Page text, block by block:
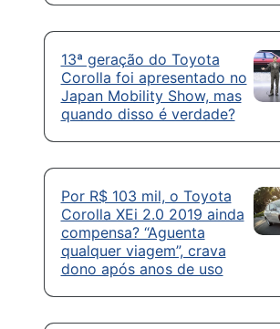
13ª geração do Toyota
Corolla foi apresentado no
Japan Mobility Show, mas
quando disso é verdade?
Por R$ 103 mil, o Toyota
Corolla XEi 2.0 2019 ainda
compensa? “Aguenta
qualquer viagem”, crava
dono após anos de uso